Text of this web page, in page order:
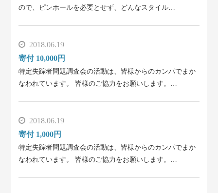
ので、ピンホールを必要とせず、どんなスタイル…
2018.06.19
寄付 10,000円
特定失踪者問題調査会の活動は、皆様からのカンパでまか
なわれています。 皆様のご協力をお願いします。…
2018.06.19
寄付 1,000円
特定失踪者問題調査会の活動は、皆様からのカンパでまか
なわれています。 皆様のご協力をお願いします。…